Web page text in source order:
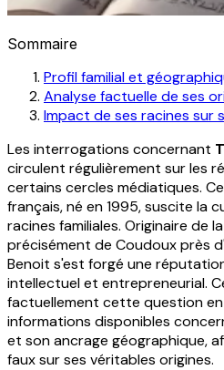
Sommaire
Profil familial et
Analyse factuelle de ses
Impact de ses racines sur
Les interrogations concernant
circulent régulièrement sur les
certains cercles médiatiques.
français, né en 1995, suscite la
racines familiales. Originaire de
précisément de Coudoux près
Benoit s'est forgé une
intellectuel et entrepreneurial.
factuellement cette question
informations disponibles
et son ancrage géographique,
faux sur ses véritables origines.